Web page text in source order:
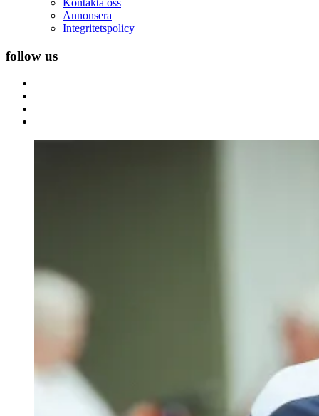
Kontakta oss
Annonsera
Integritetspolicy
follow us